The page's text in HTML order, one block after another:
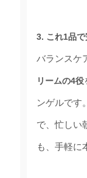
3. これ1品
バランスケ
リームの4役
ンゲルです
で、忙しい
も、手軽に